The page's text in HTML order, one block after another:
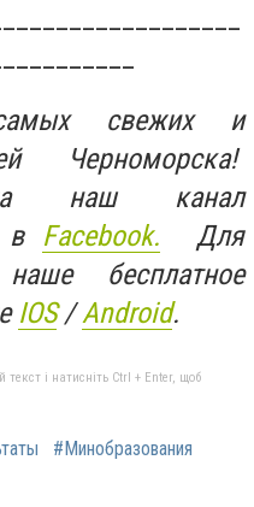
свежих и
Черноморска!
на наш канал
в Facebook. Для
бесплатное
IOS/Android.
і натисніть Ctrl + Enter, щоб
#Минобразования